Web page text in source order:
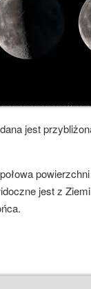
jest
jest z